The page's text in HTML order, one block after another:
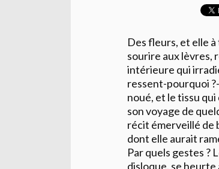
Des fleurs, et elle
sourire aux lèvres,
intérieure qui
ressent-pourquoi
noué, et le tissu
son voyage de
récit émerveillé de
dont elle aurait
Par quels gestes ?
disloque, se